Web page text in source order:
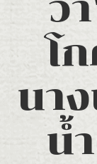
โ
นา
น้